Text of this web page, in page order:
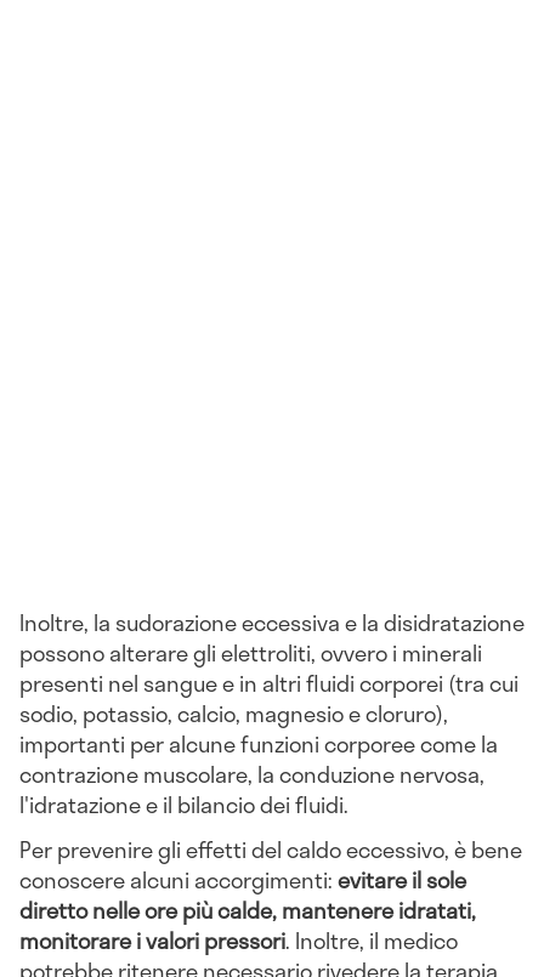
Inoltre, la sudorazione eccessiva e la disidratazione
possono alterare gli elettroliti, ovvero i minerali
presenti nel sangue e in altri fluidi corporei (tra cui
sodio, potassio, calcio, magnesio e cloruro),
importanti per alcune funzioni corporee come la
contrazione muscolare, la conduzione nervosa,
l'idratazione e il bilancio dei fluidi.
Per prevenire gli effetti del caldo eccessivo, è bene
conoscere alcuni accorgimenti:evitare il sole
diretto nelle ore più calde, mantenere idratati,
monitorare i valori pressori. Inoltre, il medico